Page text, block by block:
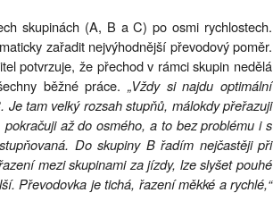
skupinách (A, B a C) po osmi rychlostech.
zařadit nejvýhodnější převodový poměr.
potvrzuje, že přechod v rámci skupin nedělá
běžné práce. „Vždy si najdu optimální
tam velký rozsah stupňů, málokdy přeřazuji
až do osmého, a to bez problému i s
Do skupiny B řadím nejčastěji při
mezi skupinami za jízdy, lze slyšet pouhé
Převodovka je tichá, řazení měkké a rychlé,“